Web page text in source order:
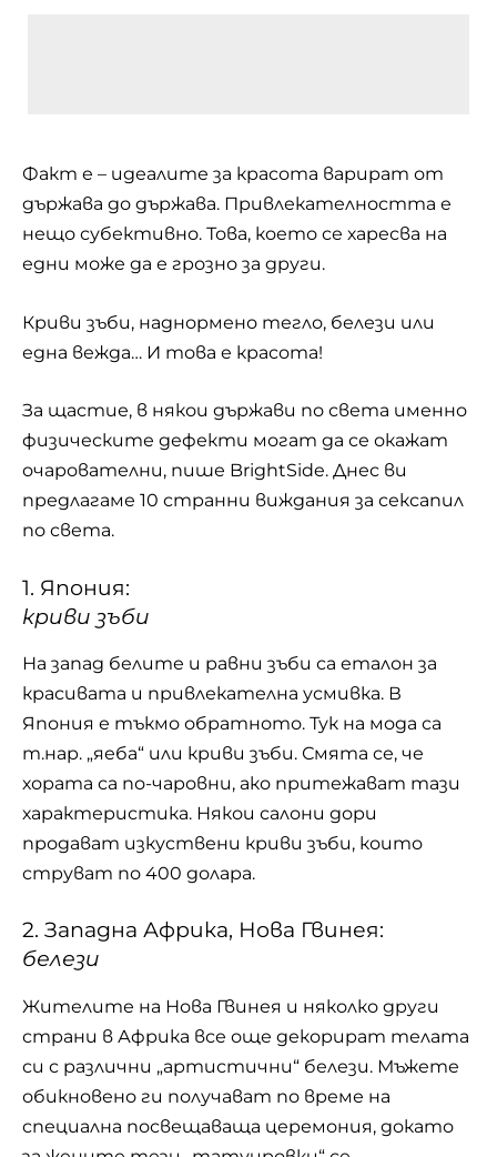
Факт е – идеалите за красота варират от
държава до държава. Привлекателността е
нещо субективно. Това, което се харесва на
едни може да е грозно за други.
Криви зъби, наднормено тегло, белези или
една вежда… И това е красота!
За щастие, в някои държави по света именно
физическите дефекти могат да се окажат
очарователни, пише BrightSide. Днес ви
предлагаме 10 странни виждания за сексапил
по света.
1. Япония:
криви зъби
На запад белите и равни зъби са еталон за
красивата и привлекателна усмивка. В
Япония е тъкмо обратното. Тук на мода са
т.нар. „яеба“ или криви зъби. Смята се, че
хората са по-чаровни, ако притежават тази
характеристика. Някои салони дори
продават изкуствени криви зъби, които
струват по 400 долара.
2. Западна Африка, Нова Гвинея:
белези
Жителите на Нова Гвинея и няколко други
страни в Африка все още декорират телата
си с различни „артистични“ белези. Мъжете
обикновено ги получават по време на
специална посвещаваща церемония, докато